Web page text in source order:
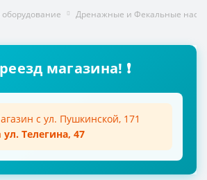
Дренажные и Фекальные
магазина! ❗
с ул. Пушкинской, 171
ул. Телегина, 47